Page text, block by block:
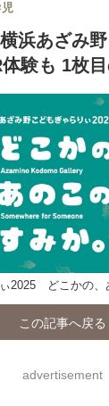
浜あざみ
験も 1枚
2025 どこかの、
この記事へ戻る
advertisement